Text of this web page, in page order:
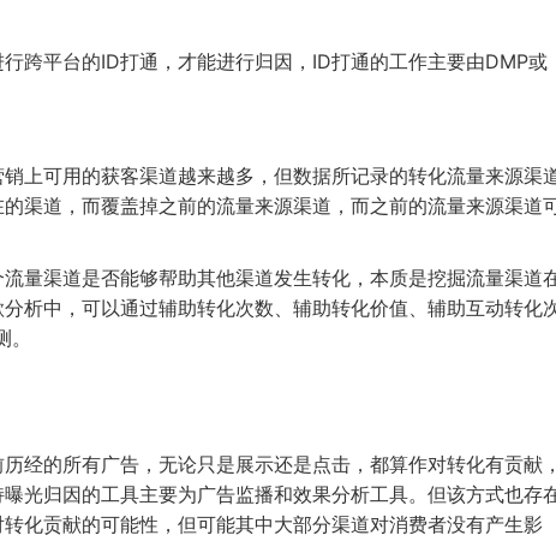
跨平台的ID打通，才能进行归因， ID打通的工作主要由DMP或
上可用的获客渠道越来越多，但数据所记录的转化流量来源渠
渠道，而覆盖掉之前的流量来源渠道，而之前的流量来源渠道
量渠道是否能够帮助其他渠道发生转化，本质是挖掘流量渠道
析中，可以通过辅助转化次数、辅助转化价值、辅助互动转化
经的所有广告，无论只是展示还是点击，都算作对转化有贡献
光归因的工具主要为广告监播和效果分析工具。但该方式也存
化贡献的可能性，但可能其中大部分渠道对消费者没有产生影